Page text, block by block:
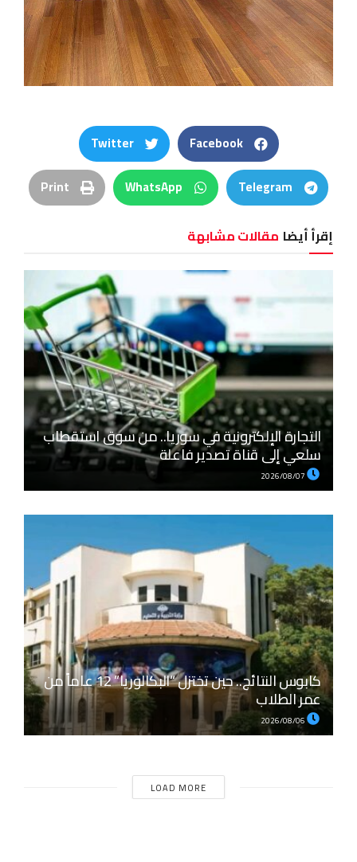
Facebook
Twitter
Telegram
WhatsApp
Print
إقرأ أيضا مقالات مشابهة
التجارة الإلكترونية في سوريا.. من سوق استقطاب
سلعي إلى قناة تصدير فاعلة
كابوس النتائج.. حين تختزل “البكالوريا” 12 عاماً من
عمر الطلاب
LOAD MORE